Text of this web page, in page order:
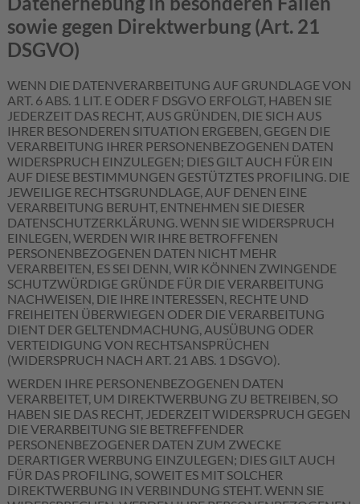
sowie gegen Direktwerbung (Art. 21
DSGVO)
WENN DIE DATENVERARBEITUNG AUF GRUNDLAGE VON
ART. 6 ABS. 1 LIT. E ODER F DSGVO ERFOLGT, HABEN SIE
JEDERZEIT DAS RECHT, AUS GRÜNDEN, DIE SICH AUS
IHRER BESONDEREN SITUATION ERGEBEN, GEGEN DIE
VERARBEITUNG IHRER PERSONENBEZOGENEN DATEN
WIDERSPRUCH EINZULEGEN; DIES GILT AUCH FÜR EIN
AUF DIESE BESTIMMUNGEN GESTÜTZTES PROFILING. DIE
JEWEILIGE RECHTSGRUNDLAGE, AUF DENEN EINE
VERARBEITUNG BERUHT, ENTNEHMEN SIE DIESER
DATENSCHUTZERKLÄRUNG. WENN SIE WIDERSPRUCH
EINLEGEN, WERDEN WIR IHRE BETROFFENEN
PERSONENBEZOGENEN DATEN NICHT MEHR
VERARBEITEN, ES SEI DENN, WIR KÖNNEN ZWINGENDE
SCHUTZWÜRDIGE GRÜNDE FÜR DIE VERARBEITUNG
NACHWEISEN, DIE IHRE INTERESSEN, RECHTE UND
FREIHEITEN ÜBERWIEGEN ODER DIE VERARBEITUNG
DIENT DER GELTENDMACHUNG, AUSÜBUNG ODER
VERTEIDIGUNG VON RECHTSANSPRÜCHEN
(WIDERSPRUCH NACH ART. 21 ABS. 1 DSGVO).
WERDEN IHRE PERSONENBEZOGENEN DATEN
VERARBEITET, UM DIREKTWERBUNG ZU BETREIBEN, SO
HABEN SIE DAS RECHT, JEDERZEIT WIDERSPRUCH GEGEN
DIE VERARBEITUNG SIE BETREFFENDER
PERSONENBEZOGENER DATEN ZUM ZWECKE
DERARTIGER WERBUNG EINZULEGEN; DIES GILT AUCH
FÜR DAS PROFILING, SOWEIT ES MIT SOLCHER
DIREKTWERBUNG IN VERBINDUNG STEHT. WENN SIE